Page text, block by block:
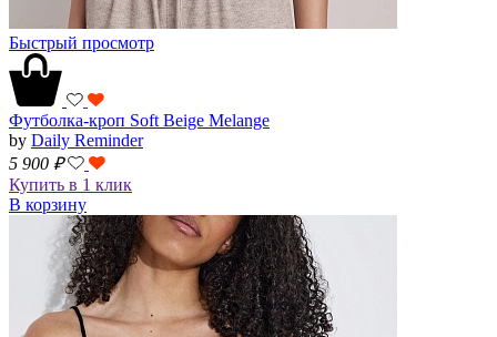
Быстрый просмотр
Футболка-кроп Soft Beige Melange
by Daily Reminder
5 900 ₽
Купить в 1 клик
В корзину